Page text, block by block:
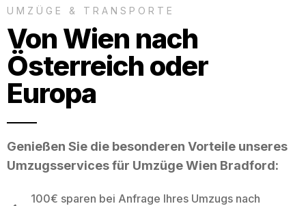
UMZÜGE & TRANSPORTE
Von Wien nach
Österreich oder
Europa
Genießen Sie die besonderen Vorteile unseres
Umzugsservices für Umzüge Wien Bradford:
100€ sparen bei Anfrage Ihres Umzugs nach